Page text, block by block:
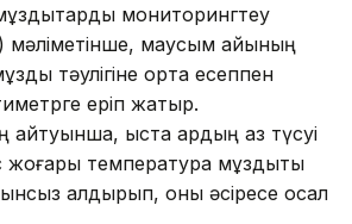
мониторингтеу
мәліметінше, маусым айының
тәулігіне орта есеппен
еріп жатыр.
қыста қардың аз түсуі
жоғары температура мұздықты
қалдырып, оны әсіресе осал